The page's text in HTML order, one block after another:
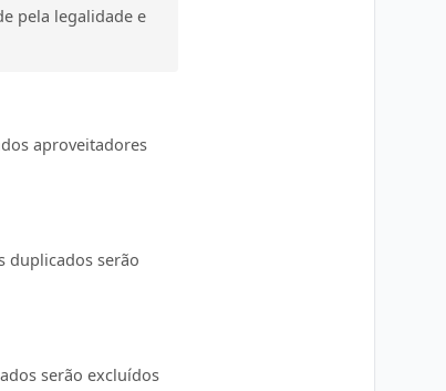
pela legalidade e
aproveitadores
duplicados serão
serão excluídos